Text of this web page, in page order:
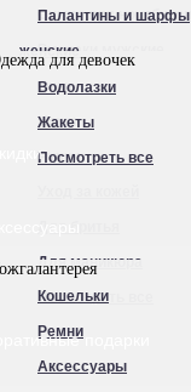
Сумки для ноутбуков
Рюкзаки мужские
Посмотреть все
Палантины и шарфы
женские
Очки
Ножи
Ручки
Для маникюра
Посмотреть все
для девочек
Водолазки
Жакеты
Посмотреть все
Кошельки
Ремни
Аксессуары
подарки